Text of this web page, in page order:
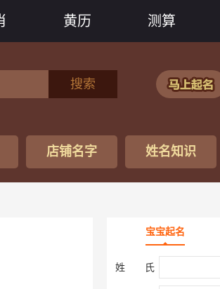
黄历 测算
搜索
店铺名字 姓名知识
宝宝起名
姓 氏